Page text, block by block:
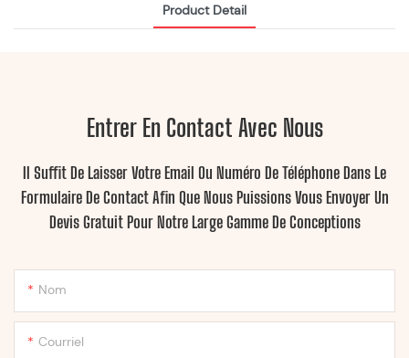
Product Detail
Entrer En Contact Avec Nous
Il Suffit De Laisser Votre Email Ou Numéro De Téléphone Dans Le
Formulaire De Contact Afin Que Nous Puissions Vous Envoyer Un
Devis Gratuit Pour Notre Large Gamme De Conceptions
Nom
Courriel